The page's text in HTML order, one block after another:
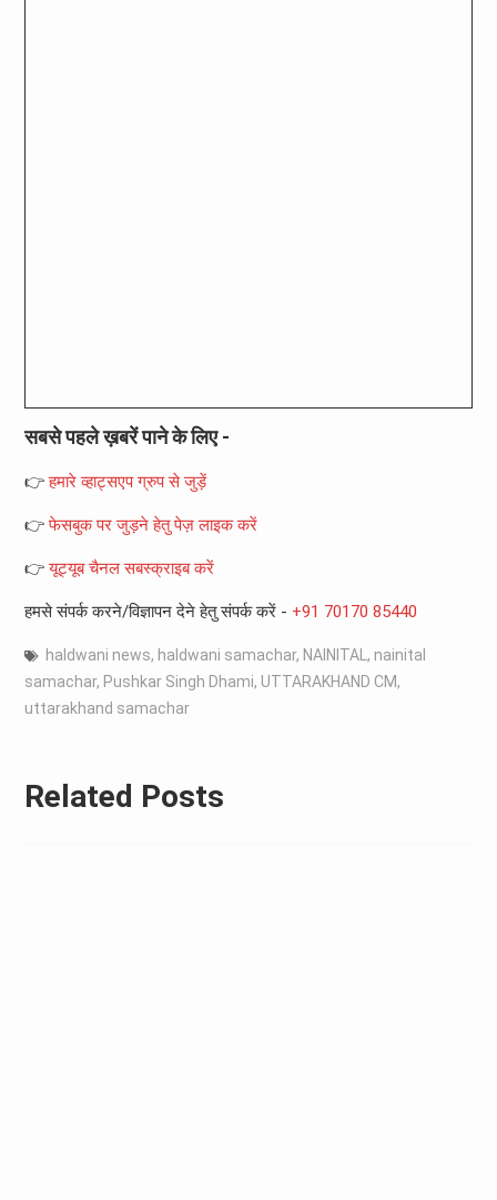
सबसे पहले ख़बरें पाने के लिए -
👉हमारे व्हाट्सएप ग्रुप से जुड़ें
👉फेसबुक पर जुड़ने हेतु पेज़ लाइक करें
👉यूट्यूब चैनल सबस्क्राइब करें
हमसे संपर्क करने/विज्ञापन देने हेतु संपर्क करें - +91 70170 85440
haldwani news, haldwani samachar, NAINITAL , nainital
samachar, Pushkar Singh Dhami, UTTARAKHAND CM,
uttarakhand samachar
Related Posts